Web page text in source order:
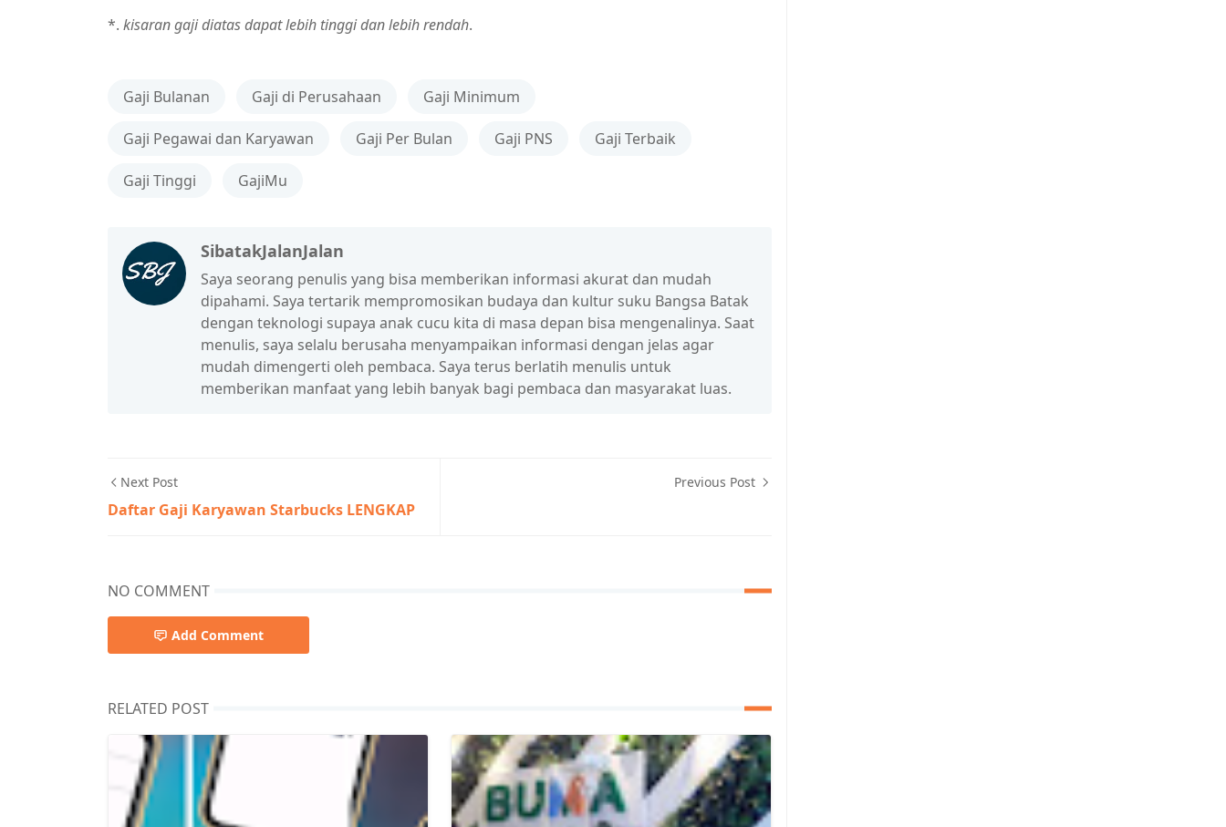
*. kisaran gaji diatas dapat lebih tinggi dan lebih rendah.
Gaji Bulanan Gaji di Perusahaan Gaji Minimum
Gaji Pegawai dan Karyawan Gaji Per Bulan Gaji PNS Gaji Terbaik
Gaji Tinggi GajiMu
SibatakJalanJalan
Saya seorang penulis yang bisa memberikan informasi akurat dan mudah
dipahami. Saya tertarik mempromosikan budaya dan kultur suku Bangsa Batak
dengan teknologi supaya anak cucu kita di masa depan bisa mengenalinya. Saat
menulis, saya selalu berusaha menyampaikan informasi dengan jelas agar
mudah dimengerti oleh pembaca. Saya terus berlatih menulis untuk
memberikan manfaat yang lebih banyak bagi pembaca dan masyarakat luas.
Next Post
Daftar Gaji Karyawan Starbucks LENGKAP
Previous Post
NO COMMENT
Add Comment
RELATED POST